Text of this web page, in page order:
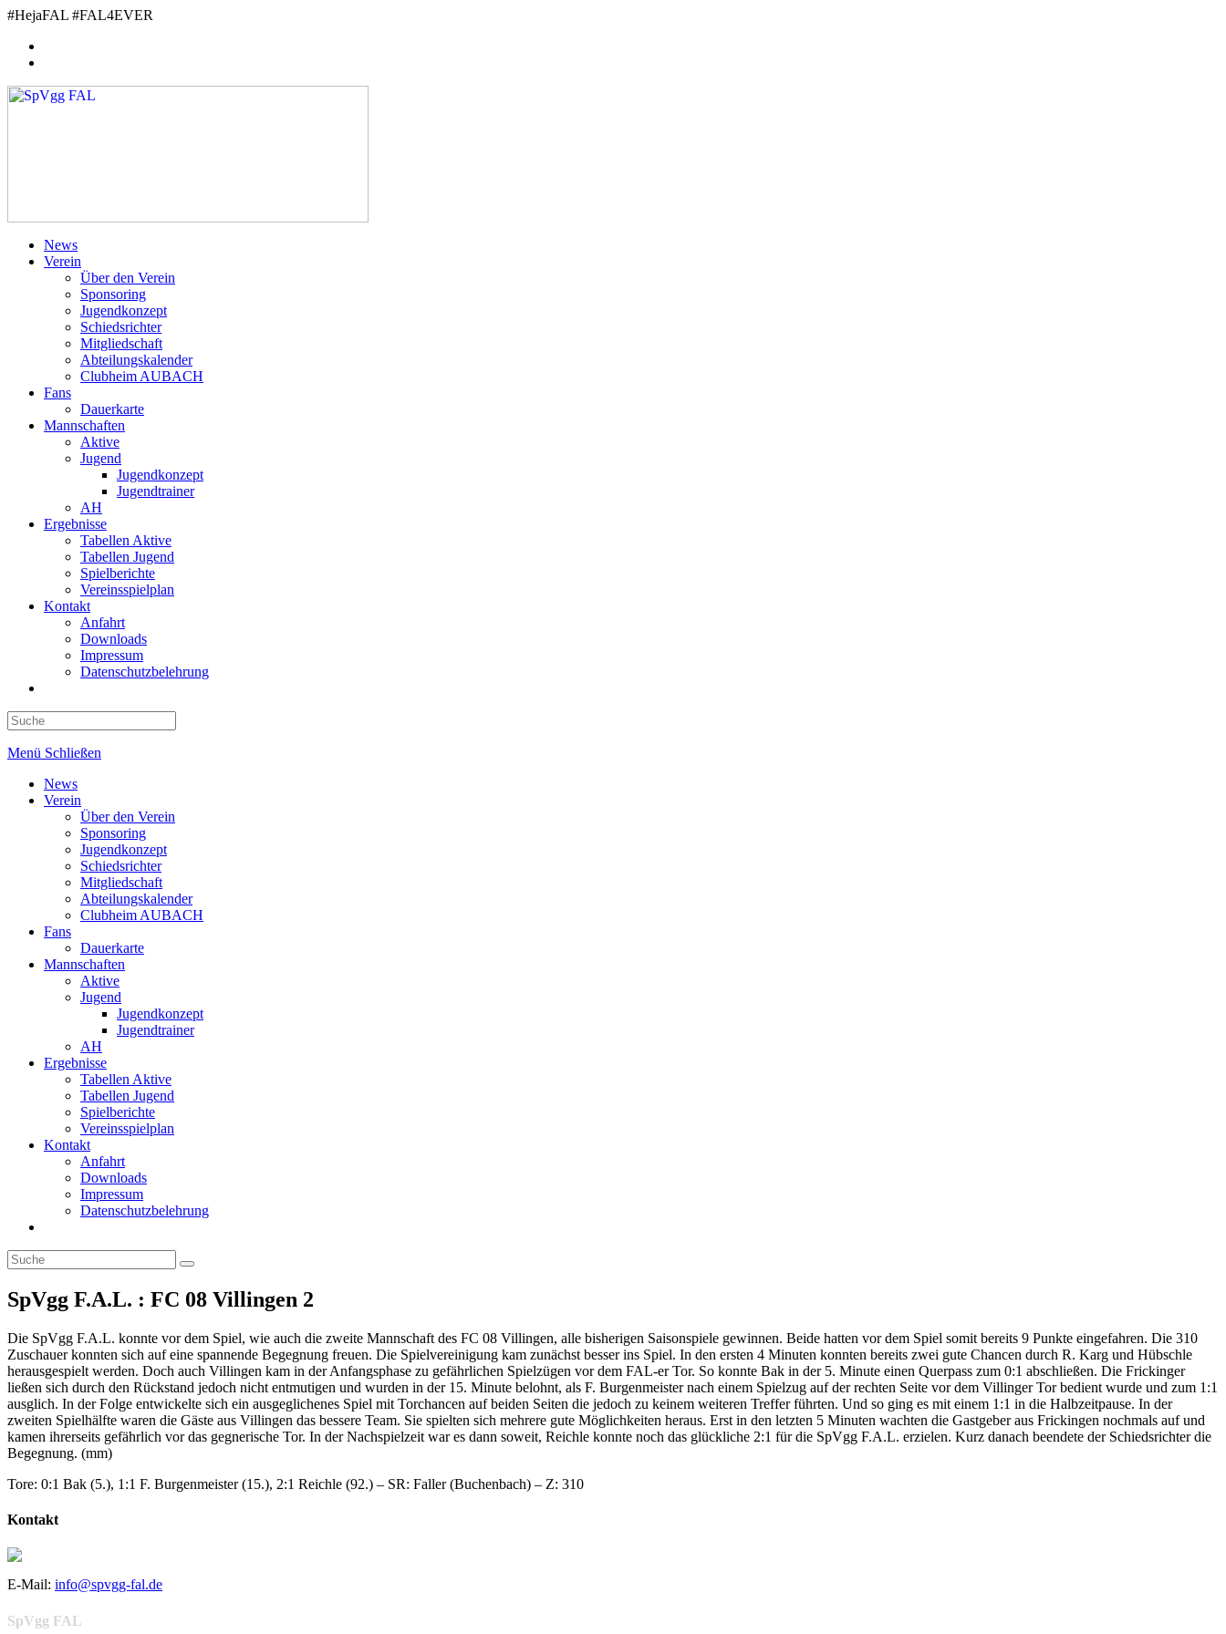
Zum
springen
#HejaFAL #FAL4EVER
News
Verein
Über den Verein
Sponsoring
Jugendkonzept
Schiedsrichter
Mitgliedschaft
Abteilungskalender
Clubheim AUBACH
Fans
Dauerkarte
Mannschaften
Aktive
Jugend
Jugendkonzept
Jugendtrainer
AH
Ergebnisse
Tabellen Aktive
Tabellen Jugend
Spielberichte
Vereinsspielplan
Kontakt
Anfahrt
Downloads
Impressum
Datenschutzbelehrung
search
Menü Schließen
News
Verein
Über den Verein
Sponsoring
Jugendkonzept
Schiedsrichter
Mitgliedschaft
Abteilungskalender
Clubheim AUBACH
Fans
Dauerkarte
Mannschaften
Aktive
Jugend
Jugendkonzept
Jugendtrainer
AH
Ergebnisse
Tabellen Aktive
Tabellen Jugend
Spielberichte
Vereinsspielplan
Kontakt
Anfahrt
Downloads
Impressum
Datenschutzbelehrung
search
SpVgg F.A.L. : FC 08 Villingen 2
Die SpVgg F.A.L. konnte vor dem Spiel, wie auch die zweite Mannschaft des FC 08 Villingen, alle bisherigen Saisonspiele gewinnen. Beide hatten vor dem Spiel somit bereits 9 Punkte eingefahren. Die 310
Zuschauer konnten sich auf eine spannende Begegnung freuen. Die Spielvereinigung kam zunächst besser ins Spiel. In den ersten 4 Minuten konnten bereits zwei gute Chancen durch R. Karg und Hübschle
herausgespielt werden. Doch auch Villingen kam in der Anfangsphase zu gefährlichen Spielzügen vor dem FAL-er Tor. So konnte Bak in der 5. Minute einen Querpass zum 0:1 abschließen. Die Frickinger
ließen sich durch den Rückstand jedoch nicht entmutigen und wurden in der 15. Minute belohnt, als F. Burgenmeister nach einem Spielzug auf der rechten Seite vor dem Villinger Tor bedient wurde und zum 1:1
ausglich. In der Folge entwickelte sich ein ausgeglichenes Spiel mit Torchancen auf beiden Seiten die jedoch zu keinem weiteren Treffer führten. Und so ging es mit einem 1:1 in die Halbzeitpause. In der
zweiten Spielhälfte waren die Gäste aus Villingen das bessere Team. Sie spielten sich mehrere gute Möglichkeiten heraus. Erst in den letzten 5 Minuten wachten die Gastgeber aus Frickingen nochmals auf und
kamen ihrerseits gefährlich vor das gegnerische Tor. In der Nachspielzeit war es dann soweit, Reichle konnte noch das glückliche 2:1 für die SpVgg F.A.L. erzielen. Kurz danach beendete der Schiedsrichter die
Begegnung. (mm)
Tore: 0:1 Bak (5.), 1:1 F. Burgenmeister (15.), 2:1 Reichle (92.) – SR: Faller (Buchenbach) – Z: 310
Kontakt
E-Mail: info@spvgg-fal.de
SpVgg FAL